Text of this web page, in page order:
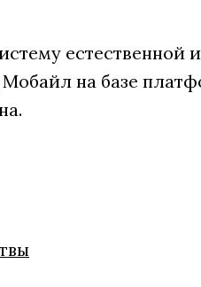
естественной
на базе